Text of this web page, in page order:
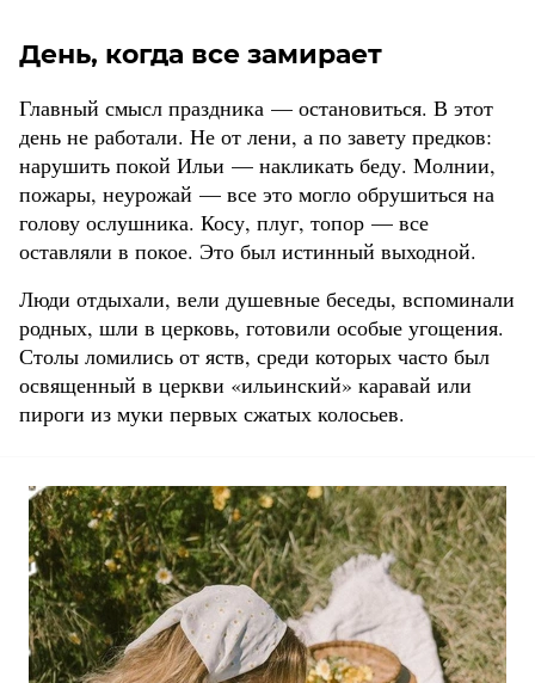
День, когда все замирает
Главный смысл праздника — остановиться. В этот
день не работали. Не от лени, а по завету предков:
нарушить покой Ильи — накликать беду. Молнии,
пожары, неурожай — все это могло обрушиться на
голову ослушника. Косу, плуг, топор — все
оставляли в покое. Это был истинный выходной.
Люди отдыхали, вели душевные беседы, вспоминали
родных, шли в церковь, готовили особые угощения.
Столы ломились от яств, среди которых часто был
освященный в церкви «ильинский» каравай или
пироги из муки первых сжатых колосьев.